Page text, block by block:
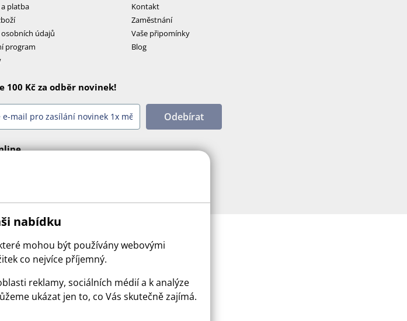
platba
údajů
program
Kontakt
Zaměstnání
Vaše připomínky
Blog
100 Kč za odběr novinek!
Odebírat
všechna práva vyhrazena
nabídku
mohou být používány webovými
co nejvíce příjemný.
reklamy, sociálních médií a k analýze
ukázat jen to, co Vás skutečně zajímá.